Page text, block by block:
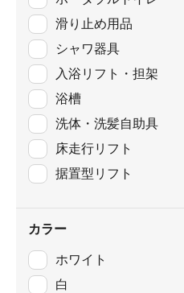
滑り止め用品
シャワ器具
入浴リフト・担架
浴槽
洗体・洗髪自助具
床走行リフト
据置型リフト
カラー
ホワイト
白